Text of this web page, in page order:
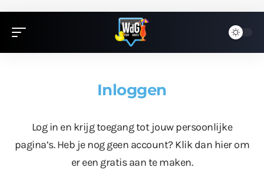
Inloggen
Log in en krijg toegang tot jouw persoonlijke
pagina’s. Heb je nog geen account? Klik dan hierom
er een gratis aan te maken.